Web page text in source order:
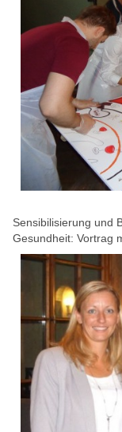
Sensibilisierung und
Gesundheit: Vortrag